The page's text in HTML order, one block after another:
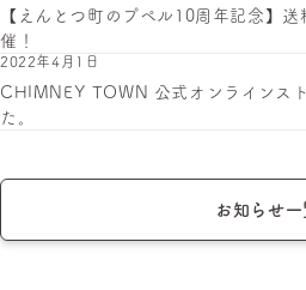
【えんとつ町のプペル10周年記念】
催！
2022年4月1日
CHIMNEY TOWN 公式オンラインス
た。
お知らせ一